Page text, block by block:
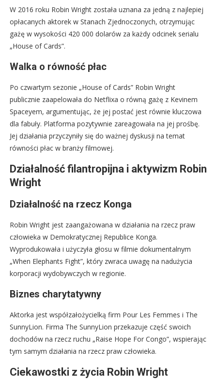
W 2016 roku Robin Wright została uznana za jedną z najlepiej
opłacanych aktorek w Stanach Zjednoczonych, otrzymując
gażę w wysokości 420 000 dolarów za każdy odcinek serialu
„House of Cards”.
Walka o równość płac
Po czwartym sezonie „House of Cards” Robin Wright
publicznie zaapelowała do Netflixa o równą gażę z Kevinem
Spaceyem, argumentując, że jej postać jest równie kluczowa
dla fabuły. Platforma pozytywnie zareagowała na jej prośbę.
Jej działania przyczyniły się do ważnej dyskusji na temat
równości płac w branży filmowej.
Działalność filantropijna i aktywizm Robin
Wright
Działalność na rzecz Konga
Robin Wright jest zaangażowana w działania na rzecz praw
człowieka w Demokratycznej Republice Konga.
Wyprodukowała i użyczyła głosu w filmie dokumentalnym
„When Elephants Fight”, który zwraca uwagę na nadużycia
korporacji wydobywczych w regionie.
Biznes charytatywny
Aktorka jest współzałożycielką firm Pour Les Femmes i The
SunnyLion. Firma The SunnyLion przekazuje część swoich
dochodów na rzecz ruchu „Raise Hope For Congo”, wspierając
tym samym działania na rzecz praw człowieka.
Ciekawostki z życia Robin Wright